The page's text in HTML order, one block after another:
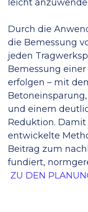
leicht
Durch die
die Bemessung
jeden
Bemessung
erfolgen – mit
und einem
Reduktion.
entwickelte
Beitrag zum
fundiert,
ZU DEN